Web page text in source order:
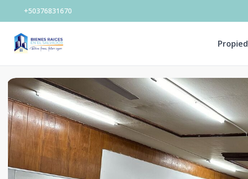
+50376831670